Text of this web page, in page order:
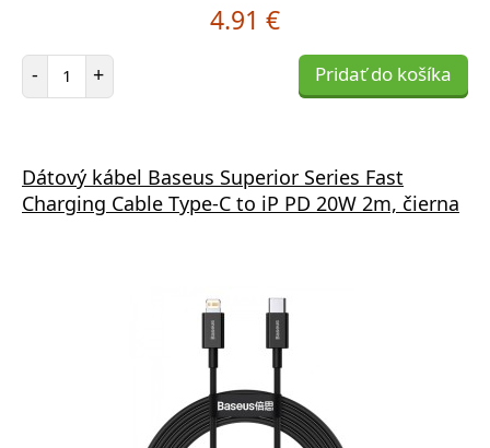
4.91 €
- Počet položiek
+ Pridať do košíka
Dátový kábel Baseus Superior Series Fast
Charging Cable Type-C to iP PD 20W 2m, čierna